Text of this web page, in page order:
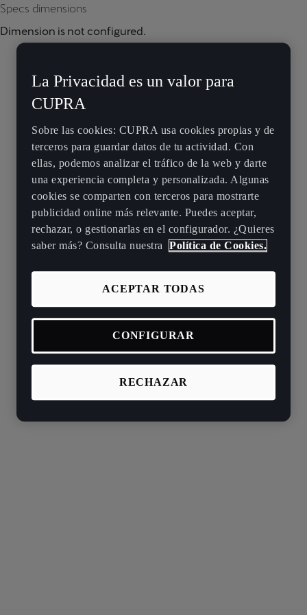
Specs dimensions
Dimension is not configured.
La Privacidad es un valor para
CUPRA
Sobre las cookies: CUPRA usa cookies propias y de
terceros para guardar datos de tu actividad. Con
ellas, podemos analizar el tráfico de la web y darte
una experiencia completa y personalizada. Algunas
cookies se comparten con terceros para mostrarte
publicidad online más relevante. Puedes aceptar,
rechazar, o gestionarlas en el configurador. ¿Quieres
saber más? Consulta nuestra Política de Cookies.
RECHAZAR
ACEPTAR TODAS
CONFIGURAR